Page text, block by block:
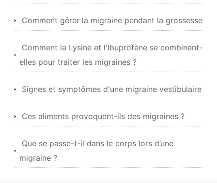
Comment gérer la migraine pendant la grossesse
Comment la Lysine et l'Ibuprofène se combinent-
elles pour traiter les migraines ?
Signes et symptômes d'une migraine vestibulaire
Ces aliments provoquent-ils des migraines ?
Que se passe-t-il dans le corps lors d’une
migraine ?